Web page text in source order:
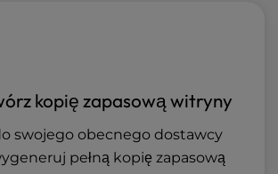
kopię zapasową witryny
swojego obecnego dostawcy
pełną kopię zapasową